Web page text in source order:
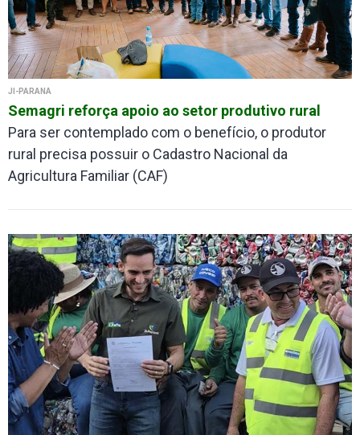
JI-PARANÁ
Semagri reforça apoio ao setor produtivo rural
Para ser contemplado com o benefício, o produtor
rural precisa possuir o Cadastro Nacional da
Agricultura Familiar (CAF)